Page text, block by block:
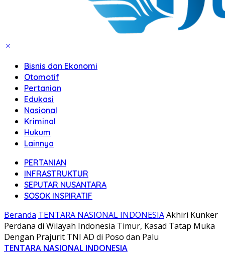
Bisnis dan Ekonomi
Otomotif
Pertanian
Edukasi
Nasional
Kriminal
Hukum
Lainnya
PERTANIAN
INFRASTRUKTUR
SEPUTAR NUSANTARA
SOSOK INSPIRATIF
Beranda TENTARA NASIONAL INDONESIAAkhiri Kunker
Perdana di Wilayah Indonesia Timur, Kasad Tatap Muka
Dengan Prajurit TNI AD di Poso dan Palu
TENTARA NASIONAL INDONESIA